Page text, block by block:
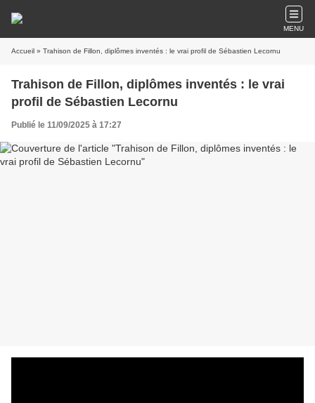
MENU
Accueil » Trahison de Fillon, diplômes inventés : le vrai profil de Sébastien Lecornu
Trahison de Fillon, diplômes inventés : le vrai
profil de Sébastien Lecornu
Publié le 11/09/2025 à 17:27